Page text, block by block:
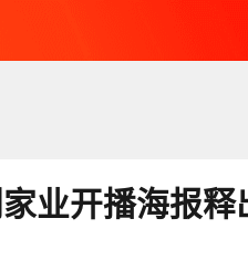
业开播海报释